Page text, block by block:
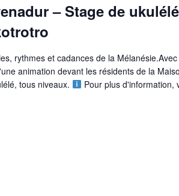
– Stage de
rythmes et cadances de la
animation devant les résidents de la
tous niveaux.
Pour plus d'information,